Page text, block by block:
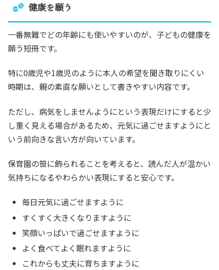
健康を願う
一番無難でどの年齢にも使いやすいのが、子どもの健康を
願う短冊です。
特に0歳児や1歳児のように本人の希望を聞き取りにくい
時期は、親の素直な願いとして書きやすい内容です。
ただし、病気をしませんようにという表現だけにすると少
し重く見える場合があるため、元気に過ごせますようにと
いう前向きな言い方が向いています。
保育園の笹に飾られることを考えると、読んだ人が温かい
気持ちになるやわらかい表現にすると安心です。
毎日元気に過ごせますように
すくすく大きくなりますように
笑顔いっぱいで過ごせますように
よく食べてよく眠れますように
これからも丈夫に育ちますように